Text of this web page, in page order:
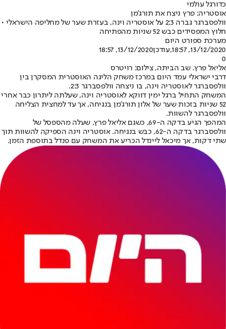
כדורגל עולמי
אוסטריה: פרץ ניצח את תורג'מן
וולפסברגר גברה 2:3 על אוסטריה וינה, בעזרת שער של מחליפה הישראלי •
חלוץ המפסידים כבש 52 שניות מהפתיחה
מערכת ספורט היום
13/12/2020, 18:57
,עודכן13/12/2020, 18:57
0
אליאל פרץ. שב הביתה, צילום: רויטרס
דרבי ישראלי עמד היום במרכז משחק הליגה האוסטרית המסקרן בין
וולפסברגר לאוסטריה וינה, בו ניצחה וולפסברגר 2:3.
המשחק התחיל ברגל ימין דווקא לאוסטריה וינה, שעלתה ליתרון כבר אחרי
52 שניות בזכות שער של אלון תורג'מן בנגיחה, אך עד למחצית הצליחה
וולפסברגר להשוות.
המהפך הגיע בדקה ה-69, כשגם אליאל פרץ, שעלה מהספסל של
וולפסברגר בדקה ה-62, כבש בנגיחה. אוסטריה וינה הספיקה להשוות תוך
שתי דקות, אך מיכאל ליינדל הכריע את המשחק עם פנדל בתוספת הזמן.